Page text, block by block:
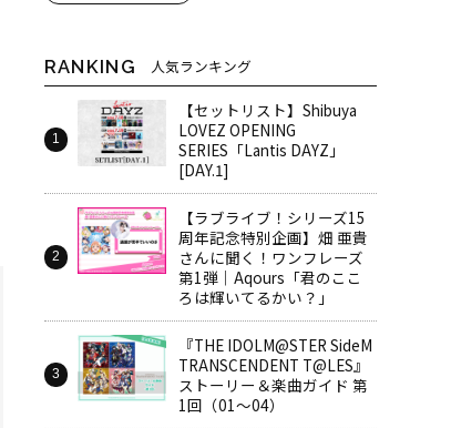
RANKING 人気ランキング
【セットリスト】Shibuya
LOVEZ OPENING
SERIES「Lantis DAYZ」
[DAY.1]
【ラブライブ！シリーズ15
周年記念特別企画】畑 亜貴
さんに聞く！ワンフレーズ
第1弾｜Aqours「君のここ
ろは輝いてるかい？」
『THE IDOLM@STER SideM
TRANSCENDENT T@LES』
ストーリー＆楽曲ガイド 第
1回（01～04）